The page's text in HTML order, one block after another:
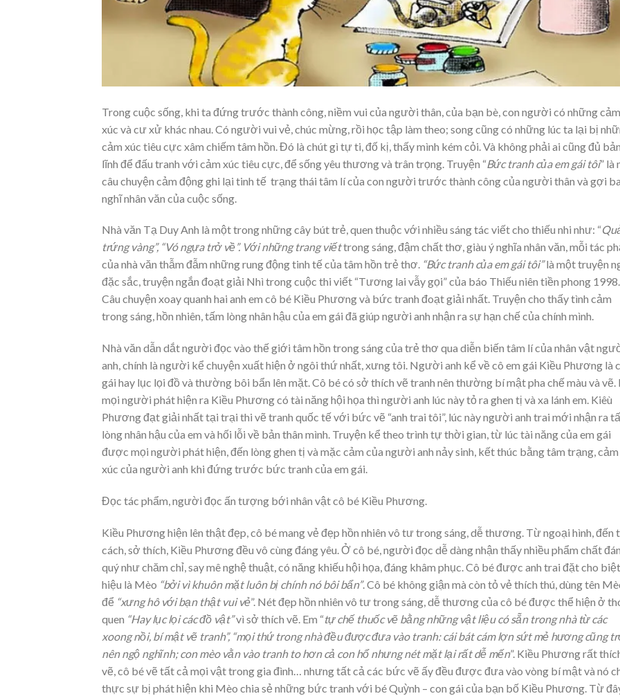
Trong cuộc sống, khi ta đứng trước thành công, niềm vui của người thân, của bạn bè, con người có những cảm
xúc và cư xử khác nhau. Có người vui vẻ, chúc mừng, rồi học tập làm theo; song cũng có những lúc ta lại bị
cảm xúc tiêu cực xâm chiếm tâm hồn. Đó là chút gì tự ti, đố kị, thấy mình kém cỏi. Và không phải ai cũng đủ bản
lĩnh để đấu tranh với cảm xúc tiêu cực, để sống yêu thương và trân trọng. Truyện “Bức tranh của em gái tôi” là
câu chuyện cảm động ghi lại tinh tế trạng thái tâm lí của con người trước thành công của người thân và gợi
nghĩ nhân văn của cuộc sống.
Nhà văn Tạ Duy Anh là một trong những cây bút trẻ, quen thuộc với nhiều sáng tác viết cho thiếu nhi như: “
trứng vàng”, “Vó ngựa trở về”. Với những trang viếttrong sáng, đậm chất thơ, giàu ý nghĩa nhân văn, mỗi tác
của nhà văn thẫm đẫm những rung động tinh tế của tâm hồn trẻ thơ. “Bức tranh của em gái tôi”là một truyện
đặc sắc, truyện ngắn đoạt giải Nhì trong cuộc thi viết “Tương lai vẫy gọi” của báo Thiếu niên tiền phong 1998.
Câu chuyện xoay quanh hai anh em cô bé Kiều Phương và bức tranh đoạt giải nhất. Truyện cho thấy tình cảm
trong sáng, hồn nhiên, tấm lòng nhân hậu của em gái đã giúp người anh nhận ra sự hạn chế của chính mình.
Nhà văn dẫn dắt người đọc vào thế giới tâm hồn trong sáng của trẻ thơ qua diễn biến tâm lí của nhân vật
anh, chính là người kể chuyện xuất hiện ở ngôi thứ nhất, xưng tôi. Người anh kể về cô em gái Kiều Phương là
gái hay lục lọi đồ và thường bôi bẩn lên mặt. Cô bé có sở thích vẽ tranh nên thường bí mật pha chế màu và vẽ.
mọi người phát hiện ra Kiều Phương có tài năng hội họa thì người anh lúc này tỏ ra ghen tị và xa lánh em. Kiêù
Phương đạt giải nhất tại trại thi vẽ tranh quốc tế với bức vẽ “anh trai tôi”, lúc này người anh trai mới nhận ra
lòng nhân hậu của em và hối lỗi về bản thân mình. Truyện kể theo trình tự thời gian, từ lúc tài năng của em gái
được mọi người phát hiện, đến lòng ghen tị và mặc cảm của người anh nảy sinh, kết thúc bằng tâm trạng, cảm
xúc của người anh khi đứng trước bức tranh của em gái.
Đọc tác phẩm, người đọc ấn tượng bới nhân vật cô bé Kiều Phương.
Kiều Phương hiện lên thật đẹp, cô bé mang vẻ đẹp hồn nhiên vô tư trong sáng, dễ thương. Từ ngoại hình, đến
cách, sở thích, Kiều Phương đều vô cùng đáng yêu. Ở cô bé, người đọc dễ dàng nhận thấy nhiều phẩm chất
quý như chăm chỉ, say mê nghệ thuật, có năng khiếu hội họa, đáng khâm phục. Cô bé được anh trai đặt cho biệt
hiệu là Mèo “bởi vì khuôn mặt luôn bị chính nó bôi bẩn”. Cô bé không giận mà còn tỏ vẻ thích thú, dùng tên
để “xưng hô với bạn thật vui vẻ”. Nét đẹp hồn nhiên vô tư trong sáng, dễ thương của cô bé được thể hiện ở
quen “Haylục lọi các đồ vật”vì sở thích vẽ. Em “tự chế thuốc vẽ bằng những vật liệu có sẵn trong nhà từ các
xoong nồi, bí mật vẽ tranh”, “mọi thứ trong nhà đều được đưa vào tranh: cái bát cám lợn sứt mẻ hương cũng
nên ngộ nghĩnh; con mèo vằn vào tranh to hơn cả con hổ nhưng nét mặt lại rất dễ mến”. Kiều Phương rất
vẽ, cô bé vẽ tất cả mọi vật trong gia đình… nhưng tất cả các bức vẽ ấy đều được đưa vào vòng bí mật và nó
thực sự bị phát hiện khi Mèo chia sẻ những bức tranh với bé Quỳnh – con gái của bạn bố Kiều Phương. Từ